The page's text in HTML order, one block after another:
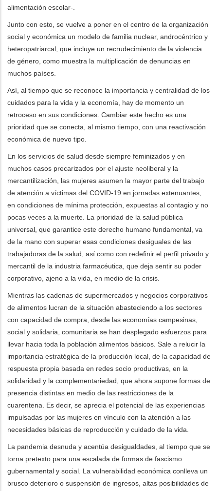
alimentación escolar-.
Junto con esto, se vuelve a poner en el centro de la organización
social y económica un modelo de familia nuclear, androcéntrico y
heteropatriarcal, que incluye un recrudecimiento de la violencia
de género, como muestra la multiplicación de denuncias en
muchos países.
Así, al tiempo que se reconoce la importancia y centralidad de los
cuidados para la vida y la economía, hay de momento un
retroceso en sus condiciones. Cambiar este hecho es una
prioridad que se conecta, al mismo tiempo, con una reactivación
económica de nuevo tipo.
En los servicios de salud desde siempre feminizados y en
muchos casos precarizados por el ajuste neoliberal y la
mercantilización, las mujeres asumen la mayor parte del trabajo
de atención a víctimas del COVID-19 en jornadas extenuantes,
en condiciones de mínima protección, expuestas al contagio y no
pocas veces a la muerte. La prioridad de la salud pública
universal, que garantice este derecho humano fundamental, va
de la mano con superar esas condiciones desiguales de las
trabajadoras de la salud, así como con redefinir el perfil privado y
mercantil de la industria farmacéutica, que deja sentir su poder
corporativo, ajeno a la vida, en medio de la crisis.
Mientras las cadenas de supermercados y negocios corporativos
de alimentos lucran de la situación abasteciendo a los sectores
con capacidad de compra, desde las economías campesinas,
social y solidaria, comunitaria se han desplegado esfuerzos para
llevar hacia toda la población alimentos básicos. Sale a relucir la
importancia estratégica de la producción local, de la capacidad de
respuesta propia basada en redes socio productivas, en la
solidaridad y la complementariedad, que ahora supone formas de
presencia distintas en medio de las restricciones de la
cuarentena. Es decir, se aprecia el potencial de las experiencias
impulsadas por las mujeres en vínculo con la atención a las
necesidades básicas de reproducción y cuidado de la vida.
La pandemia desnuda y acentúa desigualdades, al tiempo que se
torna pretexto para una escalada de formas de fascismo
gubernamental y social. La vulnerabilidad económica conlleva un
brusco deterioro o suspensión de ingresos, altas posibilidades de